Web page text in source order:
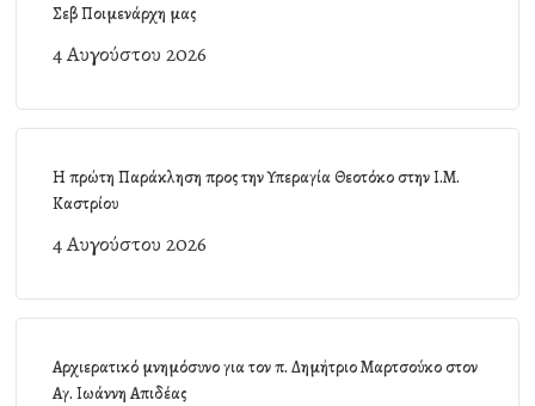
Σεβ Ποιμενάρχη μας
4 Αυγούστου 2026
Η πρώτη Παράκληση προς την Υπεραγία Θεοτόκο στην Ι.Μ.
Καστρίου
4 Αυγούστου 2026
Αρχιερατικό μνημόσυνο για τον π. Δημήτριο Μαρτσούκο στον
Αγ. Ιωάννη Απιδέας